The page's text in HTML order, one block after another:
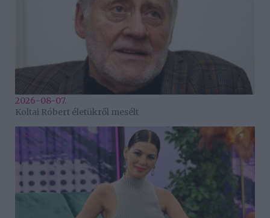
2026-08-07.
Koltai Róbert életükről mesélt